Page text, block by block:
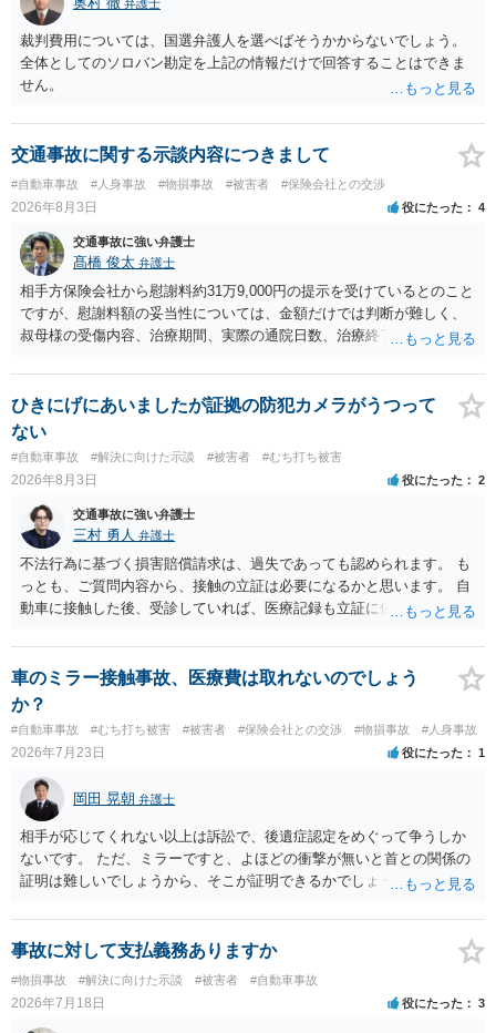
弁護士
裁判費用については、国選弁護人を選べばそうかからないでしょう。
全体としてのソロバン勘定を上記の情報だけで回答することはできま
せん。
交通事故に関する示談内容につきまして
#自動車事故 #人身事故 #物損事故 #被害者 #保険会社との交渉
2026年8月3日 役にたった 4
交通事故に強い弁護士
髙橋 俊太 弁護士
相手方保険会社から慰謝料約31万9,000円の提示を受けているとのこと
ですが、慰謝料額の妥当性については、金額だけでは判断が難しく、
叔母様の受傷内容、治療期間、実際の通院日数、治療終了の経緯、後
確認する必要があります。保険会社から提示される慰謝料額について
は、弁護士が介入することにより増額を検討できる場合がありますの
で、以下の資料・情報を準備した上で、弁護士に個別に相談すること
をお勧めいたします。 ・相手方保険会社から届いている示談金額の提
示書類 ・叔母様の診断名、けがの内容 ・治療開始日及び治療終了日
・入院の有無、通院回数 ・現在も症状が残っているか ・叔母様ご本人
やご家族等が加入している保険に、今回の事故で利用できる弁護士費
用特約が付帯しているか なお、被害者は叔母様ご本人となりますの
で、弁護士が受任する場合には、叔母様ご本人の依頼意思等を確認す
る必要があります。日本語での十分な意思疎通が難しいとのことです
ので、そのあたりのご事情も踏まえて、依頼意思の確認方法等を検討
ひきにげにあいましたが証拠の防犯カメラがうつって
ない
#自動車事故 #解決に向けた示談 #被害者 #むち打ち被害
2026年8月3日 役にたった 2
交通事故に強い弁護士
三村 勇人 弁護士
不法行為に基づく損害賠償請求は、過失であっても認められます。 も
っとも、ご質問内容から、接触の立証は必要になるかと思います。 自
動車に接触した後、受診していれば、医療記録も立証に使えるかと思
士にご相談ください。
車のミラー接触事故、医療費は取れないのでしょう
か？
#自動車事故 #むち打ち被害 #被害者 #保険会社との交渉 #物損事故 #人身事故
2026年7月23日 役にたった 1
岡田 晃朝 弁護士
相手が応じてくれない以上は訴訟で、後遺症認定をめぐって争うしか
ないです。 ただ、ミラーですと、よほどの衝撃が無いと首との関係の
証明は難しいでしょうから、そこが証明できるかでしょうね。
事故に対して支払義務ありますか
#物損事故 #解決に向けた示談 #被害者 #自動車事故
2026年7月18日 役にたった 3